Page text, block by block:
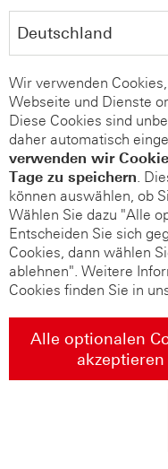
Wir verwenden
Webseite und Dienste
Diese Cookies sind
daher automatisch
verwenden wir
Tage zu speichern.
können auswählen, ob
Wählen Sie dazu "Alle
Entscheiden Sie sich
Cookies, dann wählen
ablehnen". Weitere
Cookies finden Sie in
Alle optionalen
akzeptieren